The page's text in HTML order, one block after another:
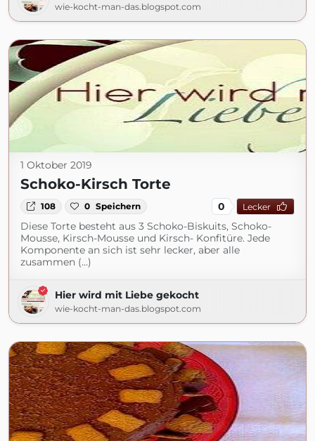
wie-kocht-man-das.blogspot.com
1 Oktober 2019
Schoko-Kirsch Torte
108 0 Speichern 0 Lecker
Diese Torte besteht aus 3 Schoko-Biskuits, Schoko-
Mousse, Kirsch-Mousse und Kirsch- Konfitüre. Jede
Komponente an sich ist sehr lecker, aber alle
zusammen (...)
Hier wird mit Liebe gekocht
wie-kocht-man-das.blogspot.com